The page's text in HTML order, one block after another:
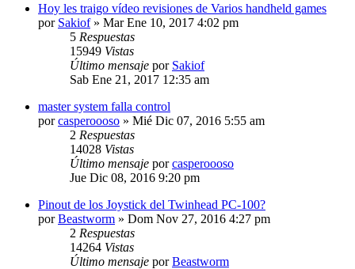
Hoy les traigo vídeo revisiones de Varios handheld games
por Sakiof» Mar Ene 10, 2017 4:02 pm
5 Respuestas
15949 Vistas
Último mensaje por Sakiof
Sab Ene 21, 2017 12:35 am
master system falla control
porcasperoooso » Mié Dic 07, 2016 5:55 am
2 Respuestas
14028 Vistas
Último mensaje porcasperoooso
Jue Dic 08, 2016 9:20 pm
Pinout de los Joystick del Twinhead PC-100?
porBeastworm » Dom Nov 27, 2016 4:27 pm
2 Respuestas
14264 Vistas
Último mensaje porBeastworm